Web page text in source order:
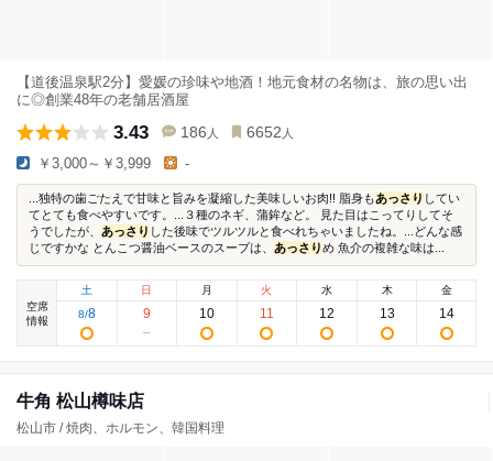
【道後温泉駅2分】愛媛の珍味や地酒！地元食材の名物は、旅の思い出
に◎創業48年の老舗居酒屋
3.43 186 人 6652 人
￥3,000～￥3,999 -
...独特の歯ごたえで甘味と旨みを凝縮した美味しいお肉!! 脂身もあっさり してい
てとても食べやすいです。...３種のネギ、蒲鉾など。 見た目はこってりしてそ
うでしたが、 あっさり した後味でツルツルと食べれちゃいましたね。...どんな感
じですかな とんこつ醤油ベースのスープは、 あっさりめ 魚介の複雑な味は...
空席
情報
土
8/8
日
9
月
10
火
11
水
12
木
13
金
14
牛角 松山樽味店
松山市 / 焼肉、ホルモン、韓国料理